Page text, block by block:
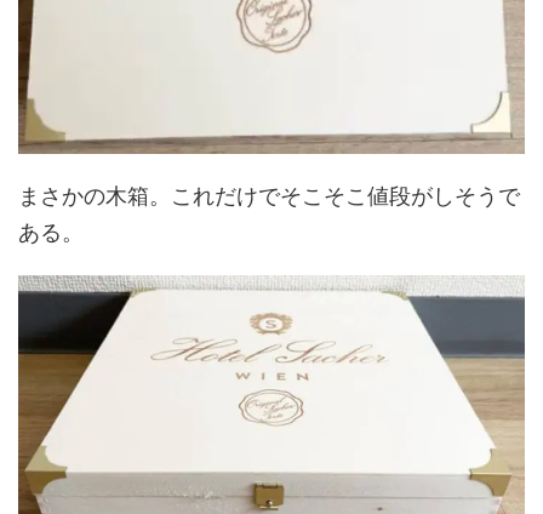
まさかの木箱。これだけでそこそこ値段がしそうで
ある。